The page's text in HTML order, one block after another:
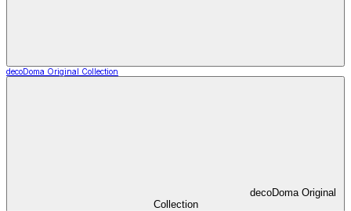
decoDoma Original Collection
decoDoma Original
Collection